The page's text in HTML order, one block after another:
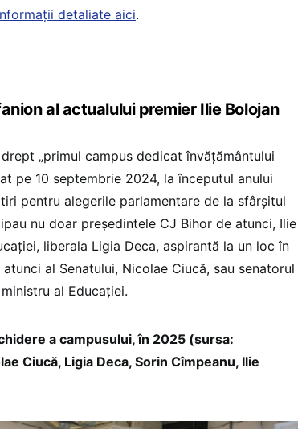
detaliate aici.
al actualului premier Ilie Bolojan
„primul campus dedicat învățământului
pe 10 septembrie 2024, la începutul anului
pentru alegerile parlamentare de la sfârșitul
nu doar președintele CJ Bihor de atunci, Ilie
liberala Ligia Deca, aspirantă la un loc în
al Senatului, Nicolae Ciucă, sau senatorul
al Educației.
a campusului, în 2025 (sursa:
Ciucă, Ligia Deca, Sorin Cîmpeanu, Ilie